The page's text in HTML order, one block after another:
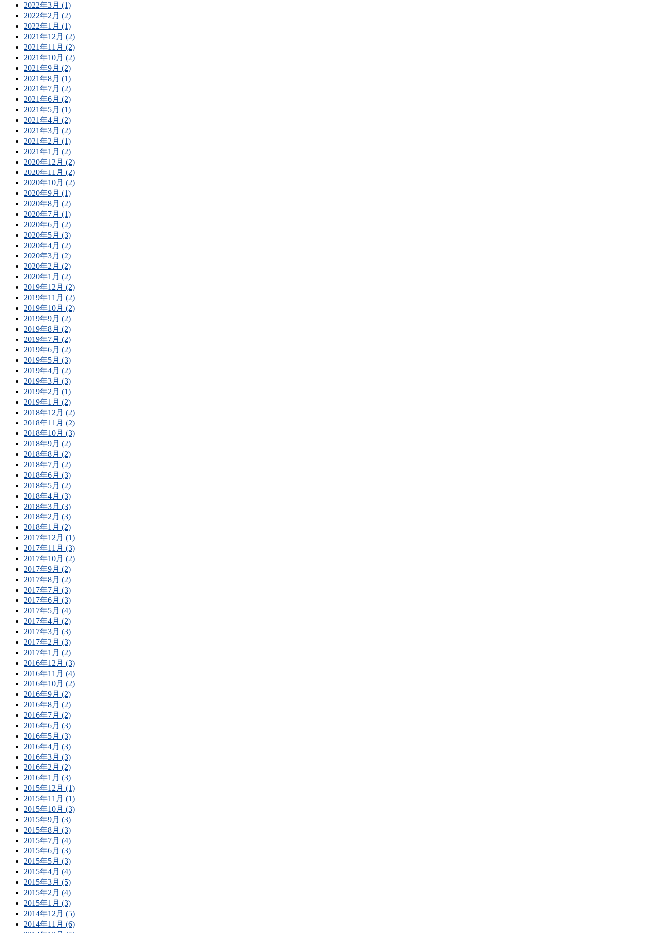
2022年3月 (1)
2022年2月 (2)
2022年1月 (1)
2021年12月 (2)
2021年11月 (2)
2021年10月 (2)
2021年9月 (2)
2021年8月 (1)
2021年7月 (2)
2021年6月 (2)
2021年5月 (1)
2021年4月 (2)
2021年3月 (2)
2021年2月 (1)
2021年1月 (2)
2020年12月 (2)
2020年11月 (2)
2020年10月 (2)
2020年9月 (1)
2020年8月 (2)
2020年7月 (1)
2020年6月 (2)
2020年5月 (3)
2020年4月 (2)
2020年3月 (2)
2020年2月 (2)
2020年1月 (2)
2019年12月 (2)
2019年11月 (2)
2019年10月 (2)
2019年9月 (2)
2019年8月 (2)
2019年7月 (2)
2019年6月 (2)
2019年5月 (3)
2019年4月 (2)
2019年3月 (3)
2019年2月 (1)
2019年1月 (2)
2018年12月 (2)
2018年11月 (2)
2018年10月 (3)
2018年9月 (2)
2018年8月 (2)
2018年7月 (2)
2018年6月 (3)
2018年5月 (2)
2018年4月 (3)
2018年3月 (3)
2018年2月 (3)
2018年1月 (2)
2017年12月 (1)
2017年11月 (3)
2017年10月 (2)
2017年9月 (2)
2017年8月 (2)
2017年7月 (3)
2017年6月 (3)
2017年5月 (4)
2017年4月 (2)
2017年3月 (3)
2017年2月 (3)
2017年1月 (2)
2016年12月 (3)
2016年11月 (4)
2016年10月 (2)
2016年9月 (2)
2016年8月 (2)
2016年7月 (2)
2016年6月 (3)
2016年5月 (3)
2016年4月 (3)
2016年3月 (3)
2016年2月 (2)
2016年1月 (3)
2015年12月 (1)
2015年11月 (1)
2015年10月 (3)
2015年9月 (3)
2015年8月 (3)
2015年7月 (4)
2015年6月 (3)
2015年5月 (3)
2015年4月 (4)
2015年3月 (5)
2015年2月 (4)
2015年1月 (3)
2014年12月 (5)
2014年11月 (6)